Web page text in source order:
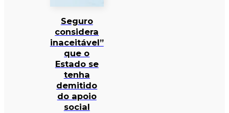
Seguro
considera
inaceitável”
que o
Estado se
tenha
demitido
do apoio
social